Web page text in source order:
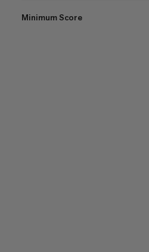
Minimum Score